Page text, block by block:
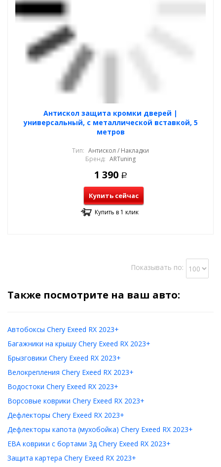
Антискол защита кромки дверей |
универсальный, с металлической вставкой, 5
метров
Тип: Антискол / Накладки
Бренд: ARTuning
1 390 Р
Купить сейчас
Купить в 1 клик
Показывать по:
Также посмотрите на ваш авто:
Автобоксы Chery Exeed RX 2023+
Багажники на крышу Chery Exeed RX 2023+
Брызговики Chery Exeed RX 2023+
Велокрепления Chery Exeed RX 2023+
Водостоки Chery Exeed RX 2023+
Ворсовые коврики Chery Exeed RX 2023+
Дефлекторы Chery Exeed RX 2023+
Дефлекторы капота (мухобойка) Chery Exeed RX 2023+
ЕВА коврики с бортами 3д Chery Exeed RX 2023+
Защита картера Chery Exeed RX 2023+